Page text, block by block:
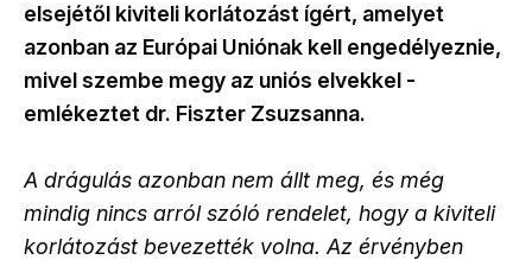
elsejétől kiviteli korlátozást ígért, amelyet
azonban az Európai Uniónak kell engedélyeznie,
mivel szembe megy az uniós elvekkel -
emlékeztet dr. Fiszter Zsuzsanna.
A drágulás azonban nem állt meg, és még
mindig nincs arról szóló rendelet, hogy a kiviteli
korlátozást bevezették volna. Az érvényben